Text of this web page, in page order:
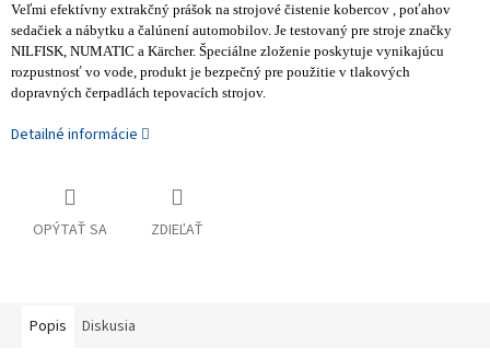
Veľmi efektívny extrakčný prášok na strojové čistenie kobercov , poťahov
sedačiek a nábytku a čalúnení automobilov. Je testovaný pre stroje značky
NILFISK, NUMATIC a Kärcher. Špeciálne zloženie poskytuje vynikajúcu
rozpustnosť vo vode, produkt je bezpečný pre použitie v tlakových
dopravných čerpadlách tepovacích strojov.
Detailné informácie
OPÝTAŤ SA ZDIEĽAŤ
Popis Diskusia